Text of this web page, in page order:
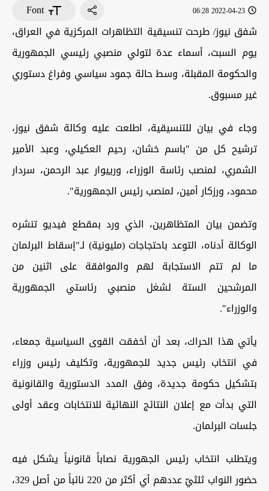
2022-04-23 06:28
Font
شفق نيوز/ طرحت تنسيقية التظاهرات المركزية في العراق،
يوم السبت، أسماء عدة لتولي منصبي رئيسي الجمهورية
والحكومة المقبلة، وسط حالة جمود سياسي وفراغ دستوري
غير مسبوق.
وجاء في بيان للتنسيقية، اطلعت عليه وكالة شفق نيوز،
ترشيح كل من "باسم خشان، رحيم العكيلي، وعبد الأمير
الشمري، لمنصب رئاسة الوزراء، ورييوار عبد الرحمن، سردار
محمود، ورزكار أمين، لمنصب رئيس الجمهورية".
وتضمن بيان المتظاهرين، الذي ورد بمقطع فيديو تنشره
الوكالة أدناه، التوعد باحتجاجات (مليونية) لـ"إسقاط البرلمان
ما لم تتم الاستجابة لهم والموافقة على اثنين من
المرشحين الستة لشغل منصبي رئاستي الجمهورية
والوزراء".
يأتي هذا الحراك، بعد أن أخفقت القوى السياسية جمعاء،
في انتخاب رئيس جديد للجمهورية، وتكليف رئيس وزراء
بتشكيل حكومة جديدة، وفق المدد الدستورية والقانونية
التي بدأت مع إعلان النتائج النهائية للانتخابات وعقد أولى
جلسات البرلمان.
ويتطلب انتخاب رئيس الجهورية نصاباً قانونياً يشكل فيه
حضور النواب ثلثيّ عددهم أي أكثر من 220 نائباً من أصل 329،